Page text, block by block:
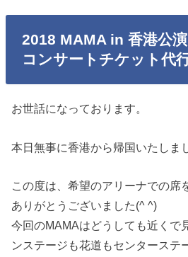
2018 MAMA in 香港公演
コンサートチケット代
お世話になっております。
本日無事に香港から帰国いたしま
この度は、希望のアリーナでの席
ありがとうございました(^ ^)
今回のMAMAはどうしても近くで
ンステージも花道もセンターステ